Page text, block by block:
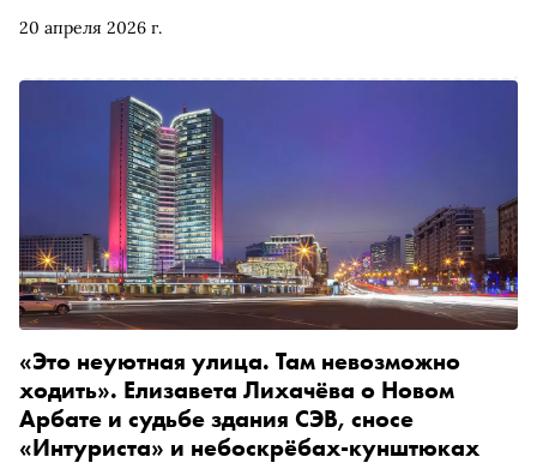
20 апреля 2026 г.
архитекторе Сергее Кузнецове, чем вообще занимается
советских времён, кому (не) стоит занимать эту
должность — и какие события из архитектурной истории
нашей столицы определили её современный облик: от
Ивана Третьего и войны с Наполеоном (дело не только в
пожаре!) до сталинского генплана, который живее всех
«Это неуютная улица. Там невозможно
ходить». Елизавета Лихачёва о Новом
Арбате и судьбе здания СЭВ, сносе
«Интуриста» и небоскрёбах-кунштюках